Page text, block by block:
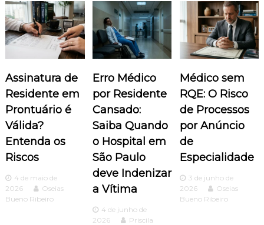
a
ç
ã
o
d
e
P
o
Assinatura de
Residente em
Prontuário é
Válida?
Entenda os
Riscos
4 de maio de
2026
Oseias
Bueno Ribeiro
Erro Médico
por Residente
Cansado:
Saiba Quando
o Hospital em
São Paulo
deve Indenizar
a Vítima
4 de junho de
2026
Priscila
Médico sem
RQE: O Risco
de Processos
por Anúncio
de
Especialidade
3 de junho de
2026
Oseias
Bueno Ribeiro